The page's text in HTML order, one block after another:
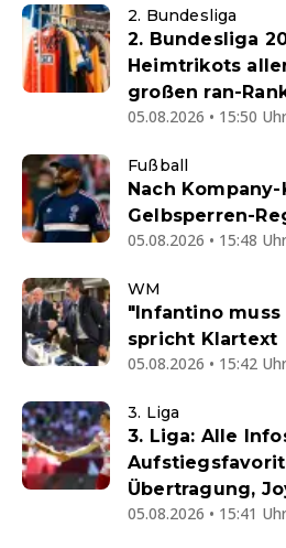
2. Bundesliga
2. Bundesliga
Heimtrikots
großen ran-
05.08.2026 • 15:50 Uhr
Fußball
Nach
Gelbsperren-
05.08.2026 • 15:48 Uhr
WM
"Infantino
spricht Klartext
05.08.2026 • 15:42 Uhr
3. Liga
3. Liga: Alle
Übertragung,
05.08.2026 • 15:41 Uhr